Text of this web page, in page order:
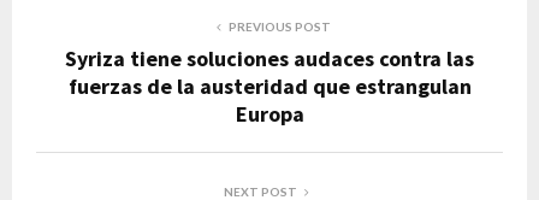
PREVIOUS POST
Syriza tiene soluciones audaces contra las
fuerzas de la austeridad que estrangulan
Europa
NEXT POST